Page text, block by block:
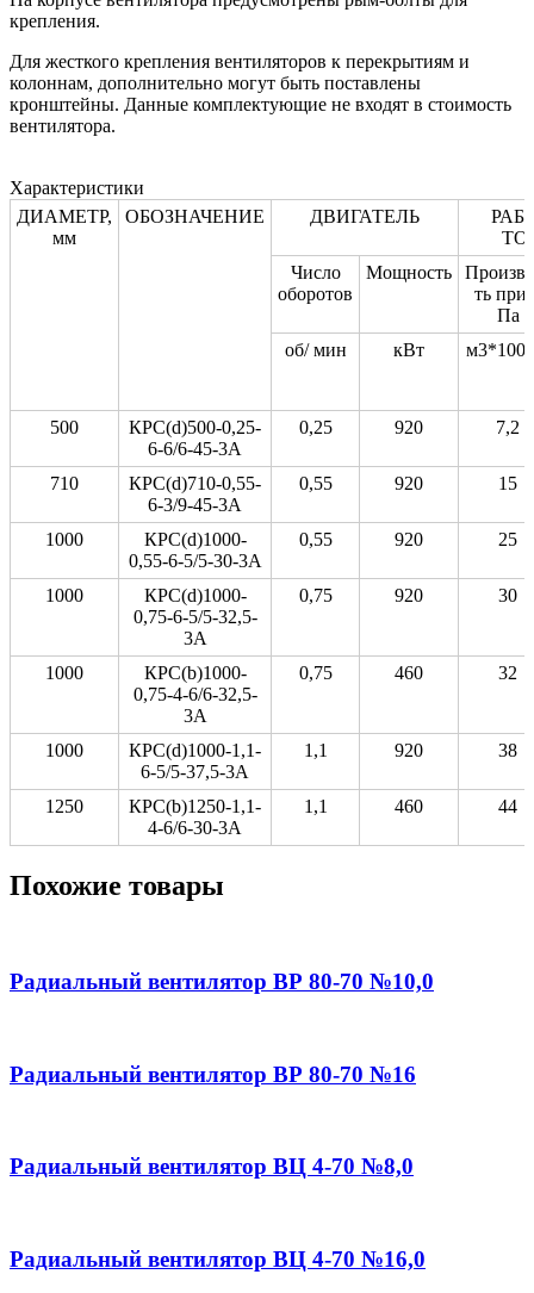
крепления.
Для жесткого крепления вентиляторов к перекрытиям и
колоннам, дополнительно могут быть поставлены
кронштейны. Данные комплектующие не входят в стоимость
вентилятора.
Характеристики
ДИАМЕТР,
мм
ОБОЗНАЧЕНИЕ ДВИГАТЕЛЬ
Число
оборотов
Мощность
ть при
Па
об/ мин
кВт
500
КРС(d)500-0,25-
6-6/6-45-3А
0,25 920 7,2
710
КРС(d)710-0,55-
6-3/9-45-3А
0,55 920 15
1000
КРС(d)1000-
0,55-6-5/5-30-3А
0,55 920 25
1000
КРС(d)1000-
0,75-6-5/5-32,5-
3А
0,75 920 30
1000
КРС(b)1000-
0,75-4-6/6-32,5-
3А
0,75 460 32
1000
КРС(d)1000-1,1-
6-5/5-37,5-3А
1,1 920 38
1250
КРС(b)1250-1,1-
4-6/6-30-3А
1,1 460 44
Похожие товары
Радиальный вентилятор ВР 80-70 №10,0
Радиальный вентилятор ВР 80-70 №16
Радиальный вентилятор ВЦ 4-70 №8,0
Радиальный вентилятор ВЦ 4-70 №16,0